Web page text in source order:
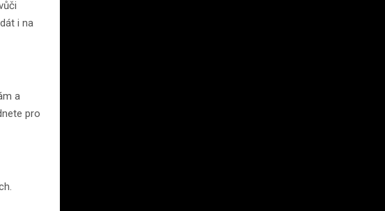
i na
a
pro